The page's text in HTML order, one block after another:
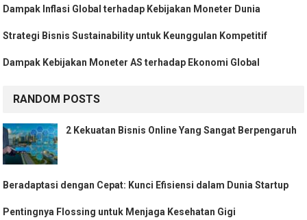
Dampak Inflasi Global terhadap Kebijakan Moneter Dunia
Strategi Bisnis Sustainability untuk Keunggulan Kompetitif
Dampak Kebijakan Moneter AS terhadap Ekonomi Global
RANDOM POSTS
2 Kekuatan Bisnis Online Yang Sangat Berpengaruh
Beradaptasi dengan Cepat: Kunci Efisiensi dalam Dunia Startup
Pentingnya Flossing untuk Menjaga Kesehatan Gigi